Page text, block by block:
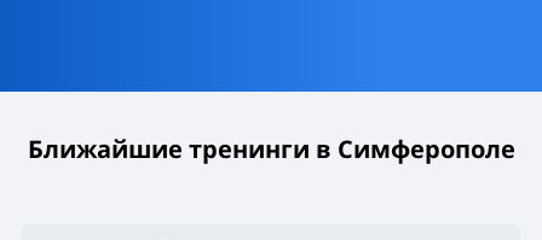
Ближайшие тренинги в Симферополе